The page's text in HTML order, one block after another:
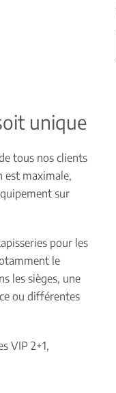
unique
tous nos clients
est maximale,
sur
pour les
le
les sièges, une
ou différentes
VIP 2+1,